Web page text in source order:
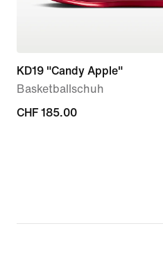
KD19 "Candy Apple"
Basketballschuh
CHF 185.00
CHF 185.00